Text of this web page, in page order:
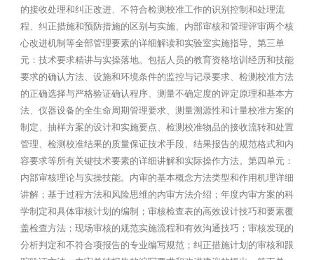
的接收处理和纠正改进、不符合检测校准工作的识别控制和处理流
程、纠正措施和预防措施的区别与实施、内部审核和管理评审两个核
心改进机制等全部管理要素的详细解读和实验室实施指导。第三单
元：技术要求精讲与实操落地。包括人员的教育资格培训经历和技能
要求的确认方法、设施和环境条件的监控与记录要求、检测校准方法
的正确选择与严格验证确认程序、测量不确定度的评定原理和基本方
法、仪器设备的全生命周期管理要求、测量溯源性和计量校准方案的
制定、抽样方案的设计和实施要点、检测校准物品的接收流转和处置
管理、检测校准结果的质量保证技术手段、结果报告的规范格式和内
容要求等所有关键技术要素的详细讲解和实际操作方法。第四单元：
内部审核理论与实操技能。内审的基本概念方法类型和作用机理详细
讲解；基于过程方法和风险思维的内审方法介绍；年度内审方案的科
学制定和具体审核计划的编制；审核检查表的高效设计技巧和要素覆
盖检查方法；现场审核的规范实施流程和有效沟通技巧；审核发现的
分析判定和不符合项报告的专业编写规范；纠正措施计划的审核和跟